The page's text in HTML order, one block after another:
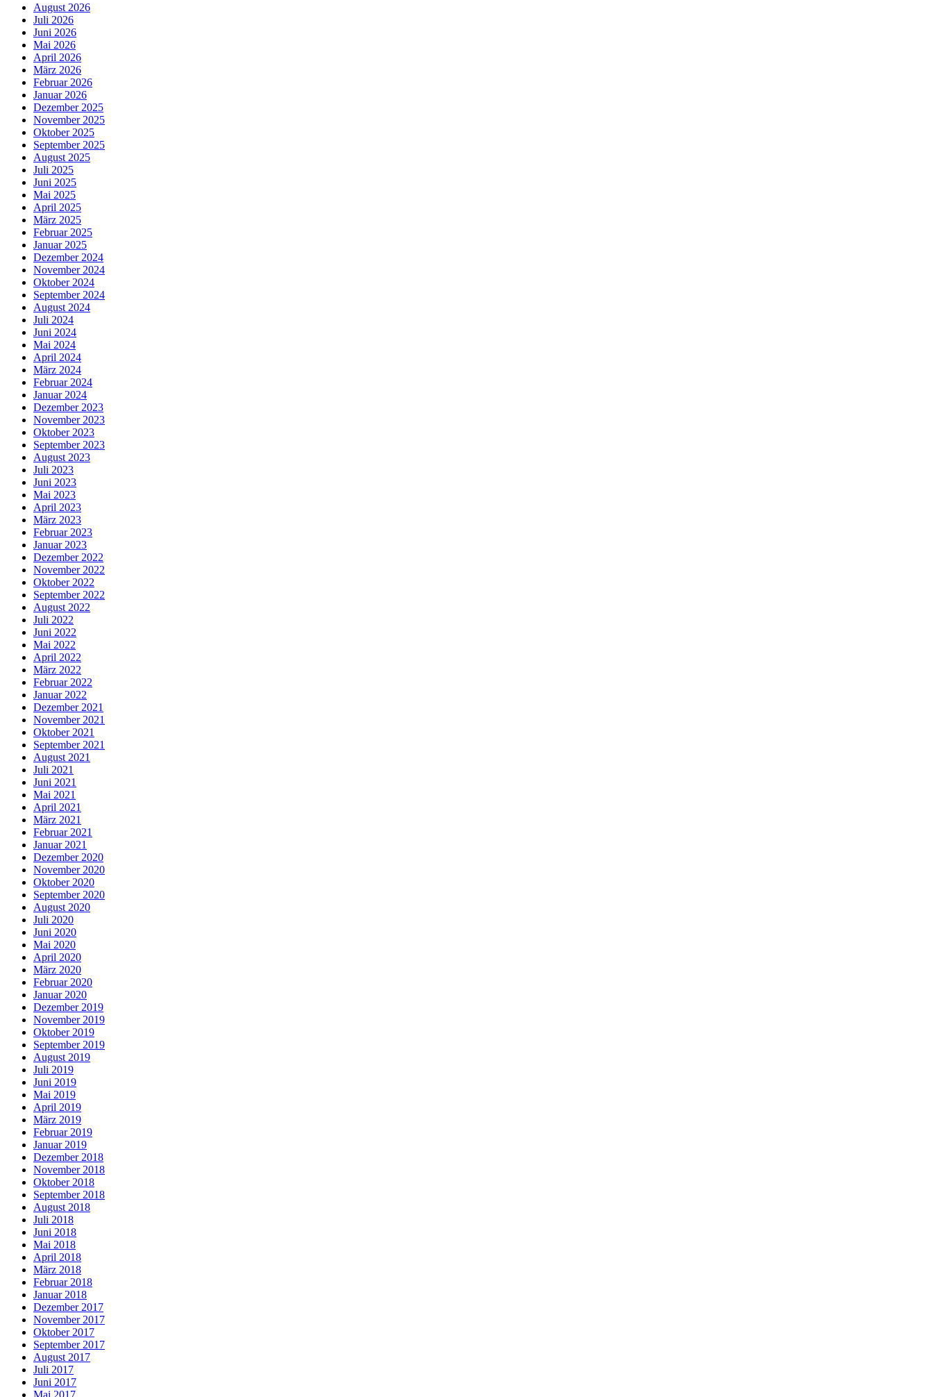
August 2026
Juli 2026
Juni 2026
Mai 2026
April 2026
März 2026
Februar 2026
Januar 2026
Dezember 2025
November 2025
Oktober 2025
September 2025
August 2025
Juli 2025
Juni 2025
Mai 2025
April 2025
März 2025
Februar 2025
Januar 2025
Dezember 2024
November 2024
Oktober 2024
September 2024
August 2024
Juli 2024
Juni 2024
Mai 2024
April 2024
März 2024
Februar 2024
Januar 2024
Dezember 2023
November 2023
Oktober 2023
September 2023
August 2023
Juli 2023
Juni 2023
Mai 2023
April 2023
März 2023
Februar 2023
Januar 2023
Dezember 2022
November 2022
Oktober 2022
September 2022
August 2022
Juli 2022
Juni 2022
Mai 2022
April 2022
März 2022
Februar 2022
Januar 2022
Dezember 2021
November 2021
Oktober 2021
September 2021
August 2021
Juli 2021
Juni 2021
Mai 2021
April 2021
März 2021
Februar 2021
Januar 2021
Dezember 2020
November 2020
Oktober 2020
September 2020
August 2020
Juli 2020
Juni 2020
Mai 2020
April 2020
März 2020
Februar 2020
Januar 2020
Dezember 2019
November 2019
Oktober 2019
September 2019
August 2019
Juli 2019
Juni 2019
Mai 2019
April 2019
März 2019
Februar 2019
Januar 2019
Dezember 2018
November 2018
Oktober 2018
September 2018
August 2018
Juli 2018
Juni 2018
Mai 2018
April 2018
März 2018
Februar 2018
Januar 2018
Dezember 2017
November 2017
Oktober 2017
September 2017
August 2017
Juli 2017
Juni 2017
Mai 2017